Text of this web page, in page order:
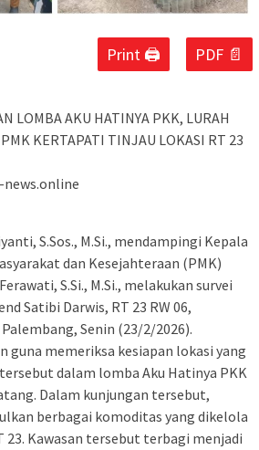
Print 🖨 PDF 📄
LOMBA AKU HATINYA PKK, LURAH
KERTAPATI TINJAU LOKASI RT 23
news.online
S.Sos., M.Si., mendampingi Kepala
dan Kesejahteraan (PMK)
S.Si., M.Si., melakukan survei
Satibi Darwis, RT 23 RW 06,
Senin (23/2/2026).
guna memeriksa kesiapan lokasi yang
dalam lomba Aku Hatinya PKK
Dalam kunjungan tersebut,
berbagai komoditas yang dikelola
23. Kawasan tersebut terbagi menjadi